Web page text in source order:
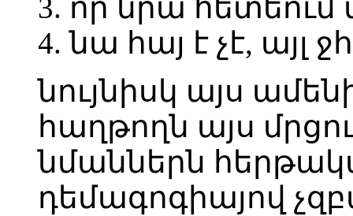
3. որ նրա
4. նա հայ է չէ, այլ
նույնիսկ այս
հաղթողն այս
նմաններն
դեմագոգիայով